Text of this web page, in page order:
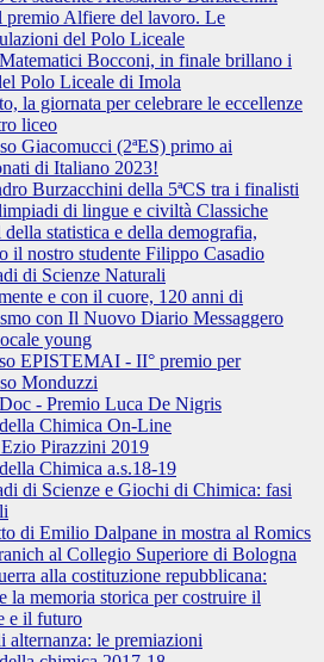
premio Alfiere del lavoro. Le
del Polo Liceale
Bocconi, in finale brillano i
Polo Liceale di Imola
la giornata per celebrare le eccellenze
liceo
Giacomucci (2ªES) primo ai
di Italiano 2023!
Burzacchini della 5ªCS tra i finalisti
di lingue e civiltà Classiche
della statistica e della demografia,
il nostro studente Filippo Casadio
di Scienze Naturali
e con il cuore, 120 anni di
con Il Nuovo Diario Messaggero
young
EPISTEMAI - II° premio per
Monduzzi
- Premio Luca De Nigris
Chimica On-Line
Pirazzini 2019
Chimica a.s.18-19
di Scienze e Giochi di Chimica: fasi
di Emilio Dalpane in mostra al Romics
al Collegio Superiore di Bologna
alla costituzione repubblicana:
la memoria storica per costruire il
e il futuro
alternanza: le premiazioni